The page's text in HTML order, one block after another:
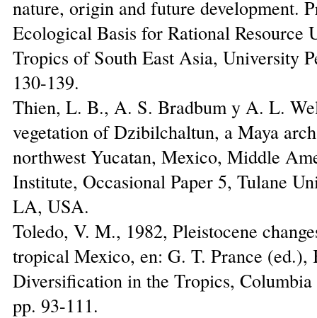
nature, origin and future development.
Ecological Basis for Rational
Tropics of South East Asia, University
130-139.
Thien, L. B., A. S. Bradbum y A. L.
vegetation of Dzibilchaltun, a Maya
northwest Yucatan, Mexico, Middle
Institute, Occasional Paper 5, Tulane
LA, USA.
Toledo, V. M., 1982, Pleistocene
tropical Mexico, en: G. T. Prance (ed.),
Diversification in the Tropics,
pp. 93-111.